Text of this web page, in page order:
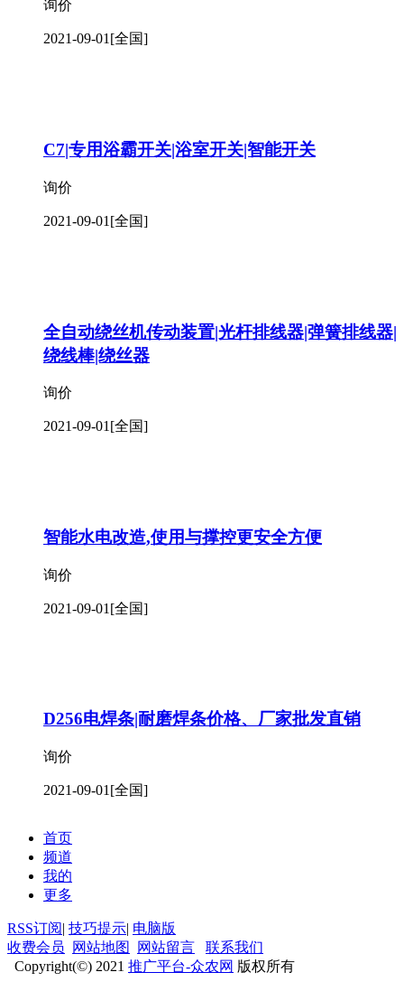
询价
2021-09-01[全国]
C7|专用浴霸开关|浴室开关|智能开关
询价
2021-09-01 [全国]
全自动绕丝机传动装置|光杆排线器|弹簧排线器|
绕线棒|绕丝器
询价
2021-09-01 [全国]
智能水电改造,使用与撑控更安全方便
询价
2021-09-01 [全国]
D256电焊条|耐磨焊条价格、厂家批发直销
询价
2021-09-01 [全国]
首页
频道
我的
更多
RSS订阅| 技巧提示| 电脑版
收费会员
网站地图 网站留言
联系我们
Copyright(©) 2021 推广平台-众农网 版权所有